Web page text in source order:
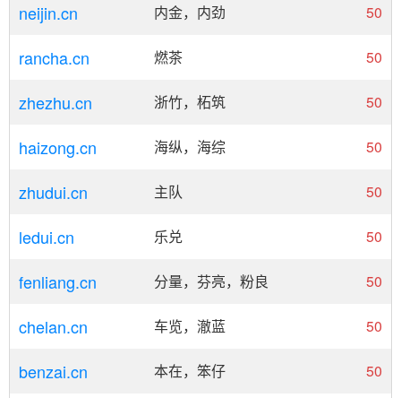
neijin.cn 内金，内劲 50
rancha.cn 燃茶 50
zhezhu.cn 浙竹，柘筑 50
haizong.cn 海纵，海综 50
zhudui.cn 主队 50
ledui.cn 乐兑 50
fenliang.cn 分量，芬亮，粉良 50
chelan.cn 车览，澈蓝 50
benzai.cn 本在，笨仔 50